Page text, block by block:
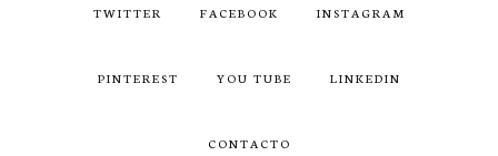
TWITTER FACEBOOK INSTAGRAM
PINTEREST YOU TUBE LINKEDIN
CONTACTO